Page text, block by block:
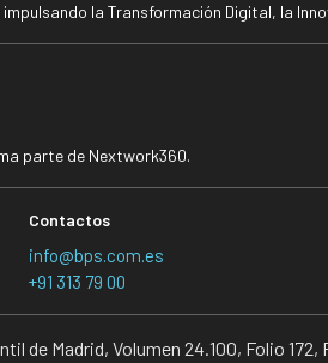
la Transformación Digital, la
parte de Nextwork360.
Contactos
info@bps.com.es
+91 313 79 00
de Madrid, Volumen 24.100, Folio